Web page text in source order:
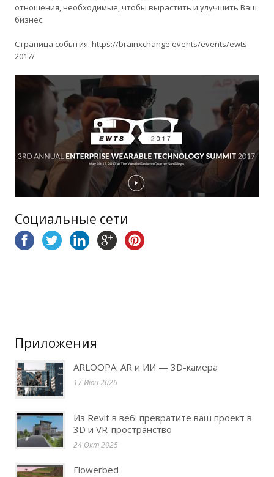
отношения, необходимые, чтобы вырастить и улучшить Ваш
бизнес.
Страница события: https://brainxchange.events/events/ewts-
2017/
Социальные сети
Приложения
ARLOOPA: AR и ИИ — 3D-камера
17 Июн 2026
Из Revit в веб: превратите ваш проект в
3D и VR-пространство
24 Окт 2025
Flowerbed